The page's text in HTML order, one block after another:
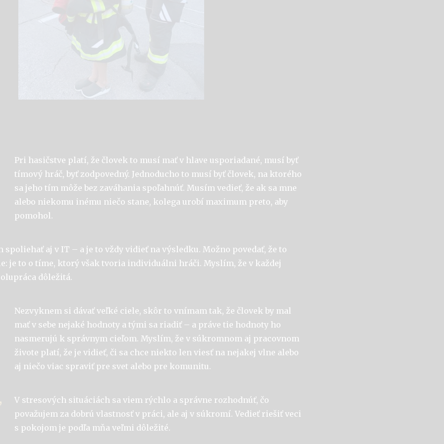
Pri hasičstve platí, že človek to musí mať v hlave usporiadané, musí byť
tímový hráč, byť zodpovedný. Jednoducho to musí byť človek, na ktorého
sa jeho tím môže bez zaváhania spoľahnúť. Musím vedieť, že ak sa mne
alebo niekomu inému niečo stane, kolega urobí maximum preto, aby
pomohol.
spoliehať aj v IT – a je to vždy vidieť na výsledku. Možno povedať, že to
je to o tíme, ktorý však tvoria individuálni hráči. Myslím, že v každej
dôležitá.
Nezvyknem si dávať veľké ciele, skôr to vnímam tak, že človek by mal
mať v sebe nejaké hodnoty a tými sa riadiť – a práve tie hodnoty ho
nasmerujú k správnym cieľom. Myslím, že v súkromnom aj pracovnom
živote platí, že je vidieť, či sa chce niekto len viesť na nejakej vlne alebo
aj niečo viac spraviť pre svet alebo pre komunitu.
V stresových situáciách sa viem rýchlo a správne rozhodnúť, čo
považujem za dobrú vlastnosť v práci, ale aj v súkromí. Vedieť riešiť veci
s pokojom je podľa mňa veľmi dôležité.